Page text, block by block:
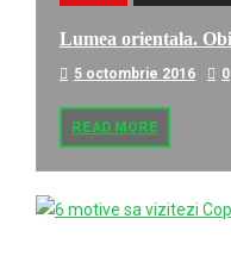
Lumea orientala.
5 octombrie 2016 0
READ MORE